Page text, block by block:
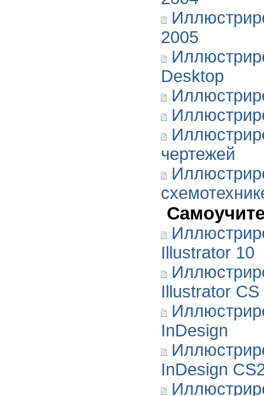
2005
Desktop
чертежей
Illustrator 10
Illustrator CS
InDesign
InDesign